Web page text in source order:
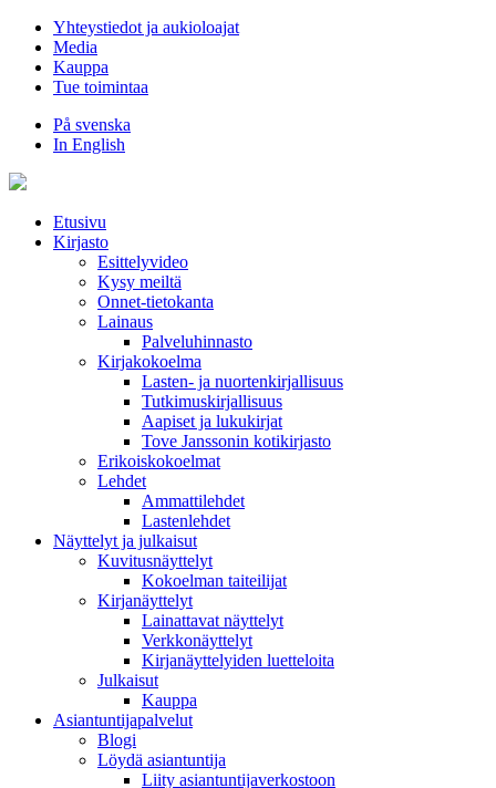
Hyppää
sisältöön
Yhteystiedot ja aukioloajat
Media
Kauppa
Tue toimintaa
På svenska
In English
Etusivu
Kirjasto
Esittelyvideo
Kysy meiltä
Onnet-tietokanta
Lainaus
Palveluhinnasto
Kirjakokoelma
Lasten- ja nuortenkirjallisuus
Tutkimuskirjallisuus
Aapiset ja lukukirjat
Tove Janssonin kotikirjasto
Erikoiskokoelmat
Lehdet
Ammattilehdet
Lastenlehdet
Näyttelyt ja julkaisut
Kuvitusnäyttelyt
Kokoelman taiteilijat
Kirjanäyttelyt
Lainattavat näyttelyt
Verkkonäyttelyt
Kirjanäyttelyiden luetteloita
Julkaisut
Kauppa
Asiantuntija­palvelut
Blogi
Löydä asiantuntija
Liity asiantuntijaverkostoon